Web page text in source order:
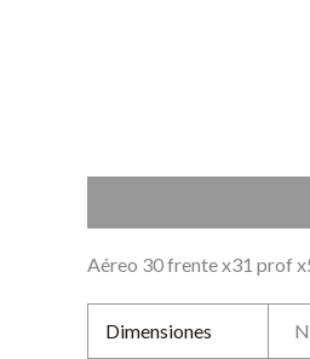
Aéreo 30 frente x31 prof
Dimensiones